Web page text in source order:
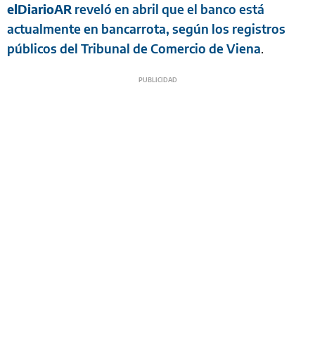
elDiarioAR reveló en abril que el banco está
actualmente en bancarrota, según los registros
públicos del Tribunal de Comercio de Viena.